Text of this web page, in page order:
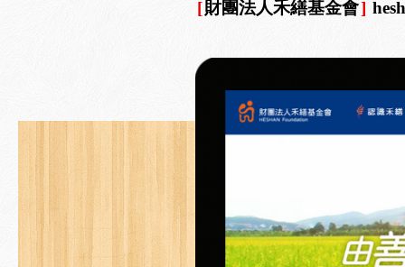
[財團法人禾繕基金會]